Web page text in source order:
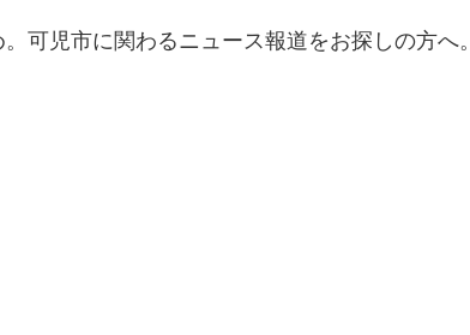
可児市に関わるニュース報道をお探しの方へ。